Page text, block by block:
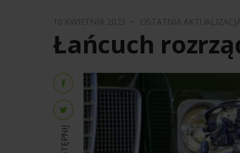
10 KWIETNIA 2023 • OSTATNIA
Łańcuch